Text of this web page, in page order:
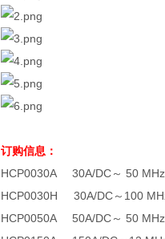
订购信息：
HCP0030A 30A/DC～ 50 MHz
HCP0030H 30A/DC～ 100
HCP0050A 50A/DC～ 50 MHz